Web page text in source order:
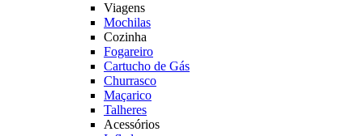
Viagens
Mochilas
Cozinha
Fogareiro
Cartucho de Gás
Churrasco
Maçarico
Talheres
Acessórios